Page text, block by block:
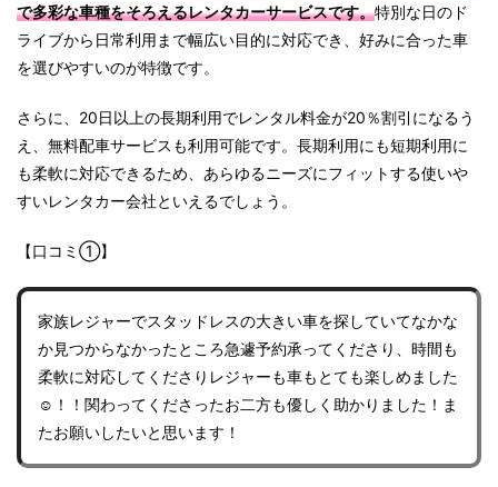
で多彩な車種をそろえるレンタカーサービスです。特別な日のド
ライブから日常利用まで幅広い目的に対応でき、好みに合った車
を選びやすいのが特徴です。
さらに、20日以上の長期利用でレンタル料金が20％割引になるう
え、無料配車サービスも利用可能です。長期利用にも短期利用に
も柔軟に対応できるため、あらゆるニーズにフィットする使いや
すいレンタカー会社といえるでしょう。
【口コミ①】
家族レジャーでスタッドレスの大きい車を探していてなかな
か見つからなかったところ急遽予約承ってくださり、時間も
柔軟に対応してくださりレジャーも車もとても楽しめました
☺️！！関わってくださったお二方も優しく助かりました！ま
たお願いしたいと思います！